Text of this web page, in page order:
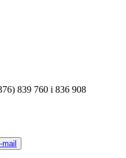
839 760 i 836 908
mail